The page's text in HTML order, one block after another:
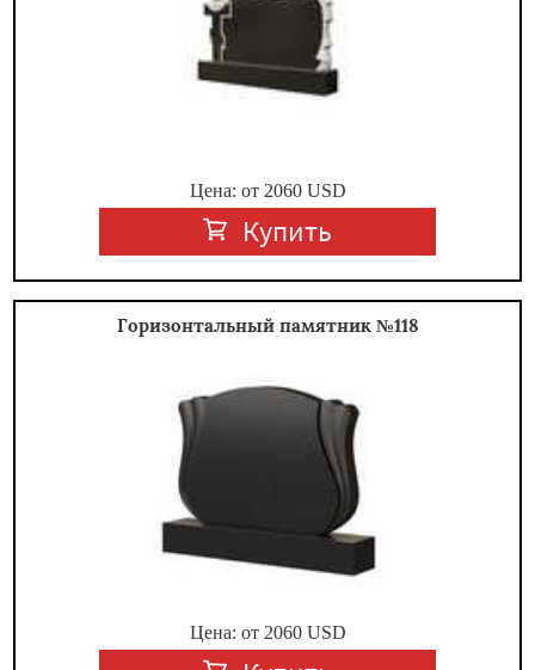
Цена: от 2060USD
Купить
Горизонтальный памятник №118
Цена: от 2060USD